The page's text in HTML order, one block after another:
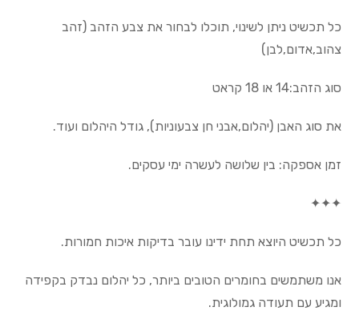
כל תכשיט ניתן לשינוי, תוכלו לבחור את צבע הזהב (זהב
צהוב,אדום,לבן)
סוג הזהב:14 או 18 קראט
את סוג האבן (יהלום,אבני חן צבעוניות), גודל היהלום ועוד.
זמן אספקה: בין שלושה לעשרה ימי עסקים.
✦✦✦
כל תכשיט היוצא תחת ידינו עובר בדיקות איכות חמורות.
אנו משתמשים בחומרים הטובים ביותר, כל יהלום נבדק בקפידה
ומגיע עם תעודה גמולוגית.